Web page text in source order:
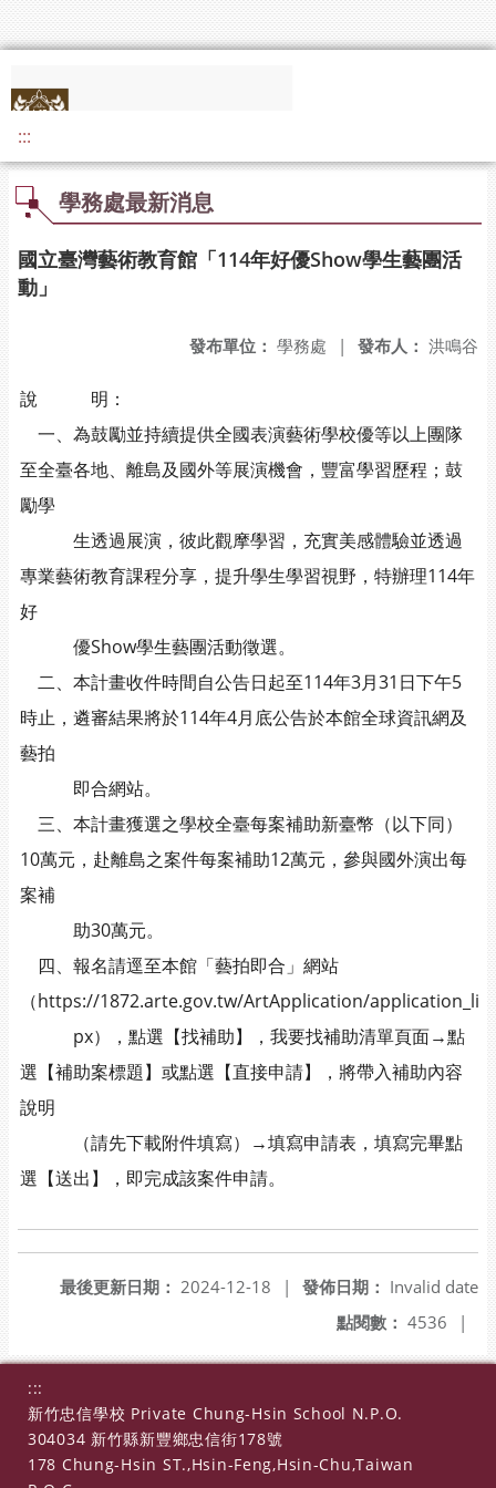
:::
學務處最新消息
國立臺灣藝術教育館「114年好優Show學生藝團活
動」
發布人： 洪鳴谷
發布單位： 學務處 |
說 明：
一、為鼓勵並持續提供全國表演藝術學校優等以上團隊
至全臺各地、離島及國外等展演機會，豐富學習歷程；鼓
勵學
生透過展演，彼此觀摩學習，充實美感體驗並透過
專業藝術教育課程分享，提升學生學習視野，特辦理114年
好
優Show學生藝團活動徵選。
二、本計畫收件時間自公告日起至114年3月31日下午5
時止，遴審結果將於114年4月底公告於本館全球資訊網及
藝拍
即合網站。
三、本計畫獲選之學校全臺每案補助新臺幣（以下同）
10萬元，赴離島之案件每案補助12萬元，參與國外演出每
案補
助30萬元。
四、報名請逕至本館「藝拍即合」網站
（https://1872.arte.gov.tw/ArtApplication/
px），點選【找補助】，我要找補助清單頁面→點
選【補助案標題】或點選【直接申請】，將帶入補助內容
說明
（請先下載附件填寫）→填寫申請表，填寫完畢點
選【送出】，即完成該案件申請。
發佈日期： Invalid date
最後更新日期： 2024-12-18
|
點閱數： 4536 |
:::
新竹忠信學校 Private Chung-Hsin School N.P.O.
304034 新竹縣新豐鄉忠信街178號
178 Chung-Hsin ST.,Hsin-Feng,Hsin-Chu,Taiwan